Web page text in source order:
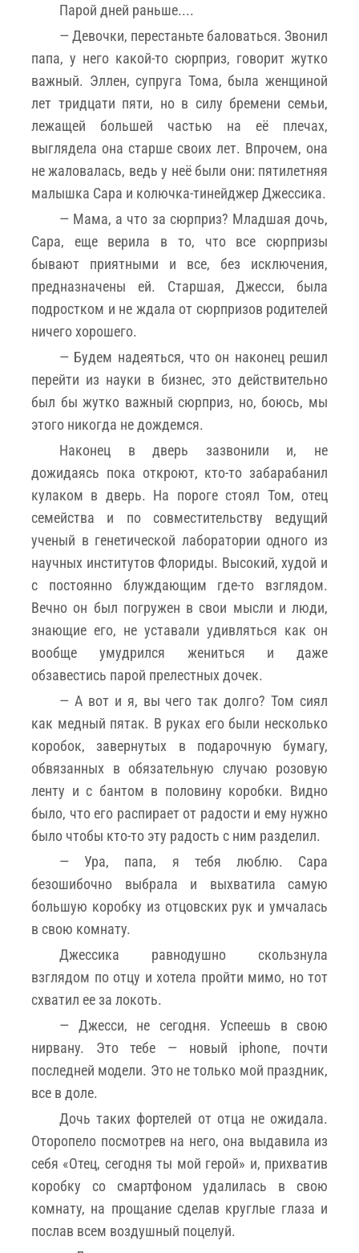
Парой дней раньше....
— Девочки, перестаньте баловаться. Звонил
папа, у него какой-то сюрприз, говорит жутко
важный. Эллен, супруга Тома, была женщиной
лет тридцати пяти, но в силу бремени семьи,
лежащей большей частью на её плечах,
выглядела она старше своих лет. Впрочем, она
не жаловалась, ведь у неё были они: пятилетняя
малышка Сара и колючка-тинейджер Джессика.
— Мама, а что за сюрприз? Младшая дочь,
Сара, еще верила в то, что все сюрпризы
бывают приятными и все, без исключения,
предназначены ей. Старшая, Джесси, была
подростком и не ждала от сюрпризов родителей
ничего хорошего.
— Будем надеяться, что он наконец решил
перейти из науки в бизнес, это действительно
был бы жутко важный сюрприз, но, боюсь, мы
этого никогда не дождемся.
Наконец в дверь зазвонили и, не
дожидаясь пока откроют, кто-то забарабанил
кулаком в дверь. На пороге стоял Том, отец
семейства и по совместительству ведущий
ученый в генетической лаборатории одного из
научных институтов Флориды. Высокий, худой и
с постоянно блуждающим где-то взглядом.
Вечно он был погружен в свои мысли и люди,
знающие его, не уставали удивляться как он
вообще умудрился жениться и даже
обзавестись парой прелестных дочек.
— А вот и я, вы чего так долго? Том сиял
как медный пятак. В руках его были несколько
коробок, завернутых в подарочную бумагу,
обвязанных в обязательную случаю розовую
ленту и с бантом в половину коробки. Видно
было, что его распирает от радости и ему нужно
было чтобы кто-то эту радость с ним разделил.
— Ура, папа, я тебя люблю. Сара
безошибочно выбрала и выхватила самую
большую коробку из отцовских рук и умчалась
в свою комнату.
Джессика равнодушно скользнула
взглядом по отцу и хотела пройти мимо, но тот
схватил ее за локоть.
— Джесси, не сегодня. Успеешь в свою
нирвану. Это тебе — новый iphone, почти
последней модели. Это не только мой праздник,
все в доле.
Дочь таких фортелей от отца не ожидала.
Оторопело посмотрев на него, она выдавила из
себя «Отец, сегодня ты мой герой» и, прихватив
коробку со смартфоном удалилась в свою
комнату, на прощание сделав круглые глаза и
послав всем воздушный поцелуй.